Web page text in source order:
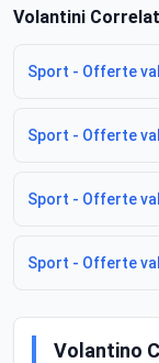
Volantini
Sport - Offerte
Sport - Offerte
Sport - Offerte
Sport - Offerte
Volantino